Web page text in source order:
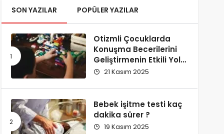
SON YAZILAR POPÜLER YAZILAR
Otizmli Çocuklarda
Konuşma Becerilerini
Geliştirmenin Etkili Yolu:
Replikli Öğretim
21 Kasım 2025
Bebek işitme testi kaç
dakika sürer ?
19 Kasım 2025